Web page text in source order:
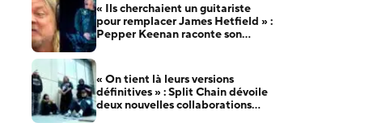
« Ils cherchaient un guitariste
pour remplacer James Hetfield » :
Pepper Keenan raconte son
« On tient là leurs versions
définitives » : Split Chain dévoile
deux nouvelles collaborations